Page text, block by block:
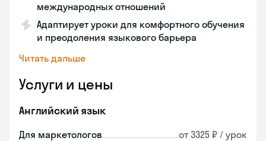
международных отношений
Адаптирует уроки для комфортного обучения
и преодоления языкового барьера
Читать дальше
Услуги и цены
Английский язык
Для маркетологов от 3325 ₽ / урок